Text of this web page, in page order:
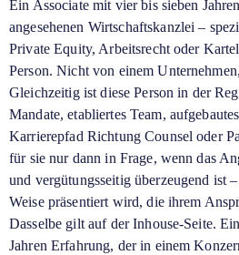
Ein Associate mit vier bis sieben
angesehenen Wirtschaftskanzlei –
Private Equity, Arbeitsrecht oder
Person. Nicht von einem
Gleichzeitig ist diese Person in der
Mandate, etabliertes Team,
Karrierepfad Richtung Counsel oder
für sie nur dann in Frage, wenn das
und vergütungsseitig überzeugend ist
Weise präsentiert wird, die ihrem
Dasselbe gilt auf der Inhouse-Seite.
Jahren Erfahrung, der in einem